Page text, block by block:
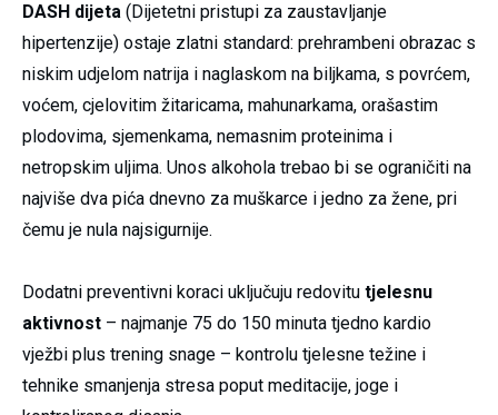
DASH dijeta (Dijetetni pristupi za zaustavljanje
hipertenzije) ostaje zlatni standard: prehrambeni obrazac s
niskim udjelom natrija i naglaskom na biljkama, s povrćem,
voćem, cjelovitim žitaricama, mahunarkama, orašastim
plodovima, sjemenkama, nemasnim proteinima i
netropskim uljima. Unos alkohola trebao bi se ograničiti na
najviše dva pića dnevno za muškarce i jedno za žene, pri
čemu je nula najsigurnije.
Dodatni preventivni koraci uključuju redovitu tjelesnu
aktivnost – najmanje 75 do 150 minuta tjedno kardio
vježbi plus trening snage – kontrolu tjelesne težine i
tehnike smanjenja stresa poput meditacije, joge i